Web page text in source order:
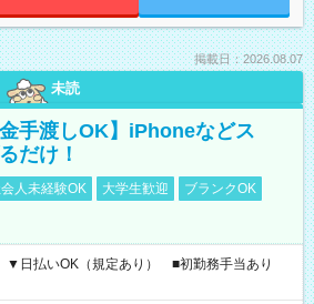
掲載日：2026.08.07
未読
金手渡しOK】iPhoneなどス
だけ！
人未経験OK 大学生歓迎
ブランクOK
日払いOK（規定あり） ■初勤務手当あり